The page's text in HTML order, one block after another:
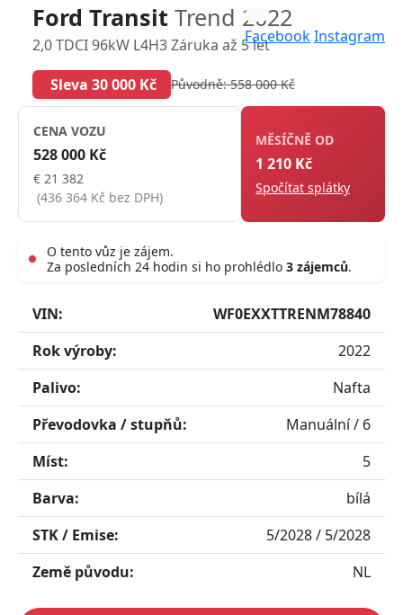
Ford Transit Trend 2022
2,0 TDCI 96kW L4H3 Záruka až 5 letFacebookInstagram
Sleva 30 000 Kč Původně: 558 000 Kč
CENA VOZU
528 000 Kč
€ 21 382
(436 364 Kč bez DPH)
MĚSÍČNĚ OD
1 210 Kč
Spočítat splátky
Live
O tento vůz je zájem.
Za posledních 24 hodin si ho prohlédlo 3 zájemců.
VIN:
WF0EXXTTRENM78840
Rok výroby:
2022
Palivo:
Nafta
Převodovka / stupňů:
Manuální / 6
Míst:
5
Barva:
bílá
STK / Emise:
5/2028 / 5/2028
Země původu:
NL